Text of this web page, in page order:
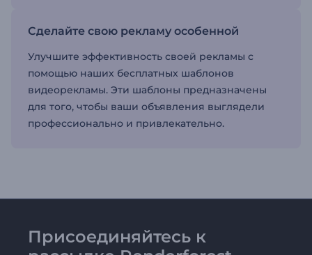
Сделайте свою рекламу особенной
Улучшите эффективность своей рекламы с
помощью наших бесплатных шаблонов
видеорекламы. Эти шаблоны предназначены
для того, чтобы ваши объявления выглядели
профессионально и привлекательно.
Присоединяйтесь к